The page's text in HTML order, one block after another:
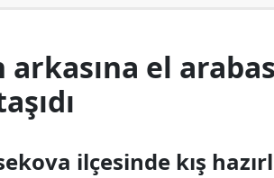
el
ilçesinde kış